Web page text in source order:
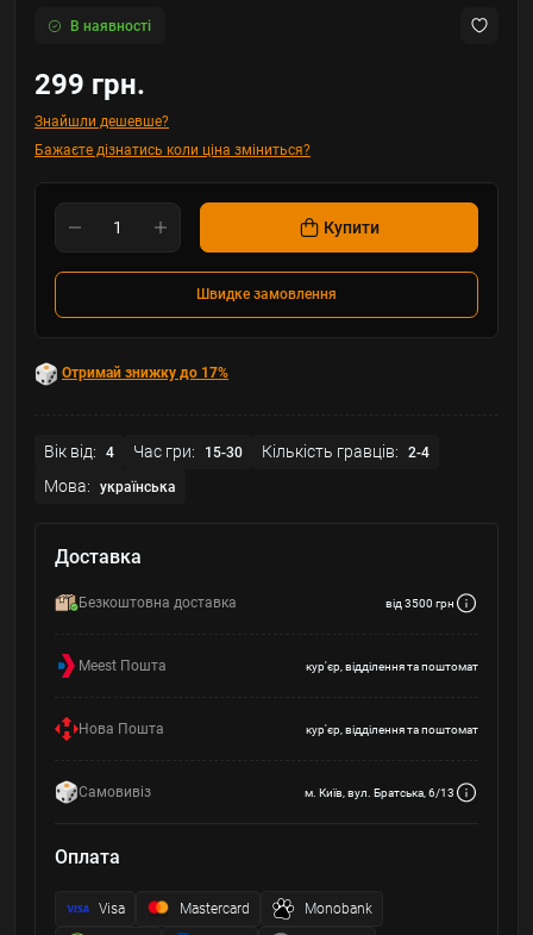
В наявності
299 грн.
Знайшли дешевше?
Бажаєте дізнатись коли ціна зміниться?
Купити
Швидке замовлення
Отримай знижку до 17%
Вік від: 4 Час гри: 15-30 Кількість гравців: 2-4
Мова: українська
Доставка
Безкоштовна доставка від 3500 грн
Meest Пошта кур'єр, відділення та поштомат
Нова Пошта кур'єр, відділення та поштомат
Самовивіз м. Київ, вул. Братська, 6/13
Оплата
Visa Mastercard Monobank